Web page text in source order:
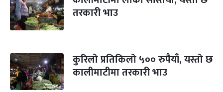
तरकारी भाउ
कुरिलो प्रतिकिलो ५०० रुपैयाँ, यस्तो छ
कालीमाटीमा तरकारी भाउ